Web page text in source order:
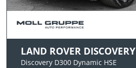
LAND ROVER DISCOVERY
Discovery D300 Dynamic HSE